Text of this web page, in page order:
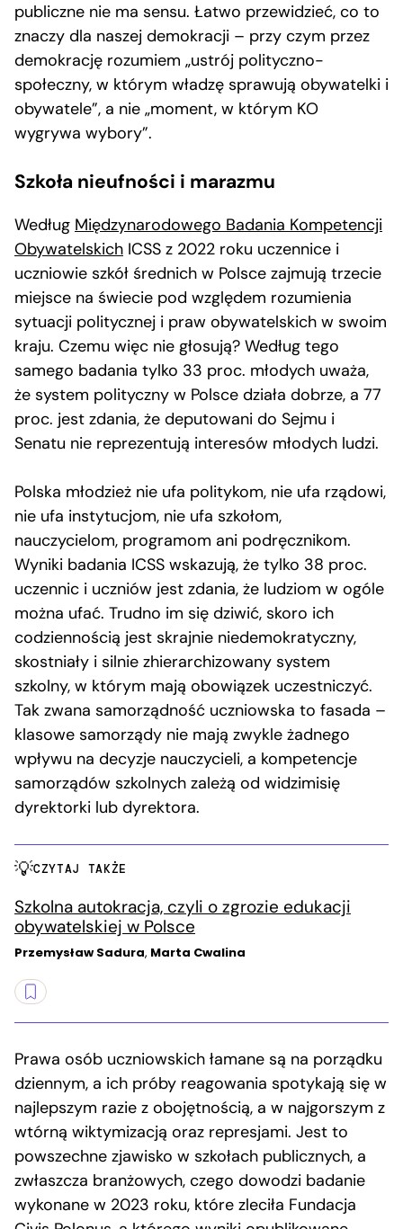
publiczne nie ma sensu. Łatwo przewidzieć, co to
znaczy dla naszej demokracji – przy czym przez
demokrację rozumiem „ustrój polityczno-
społeczny, w którym władzę sprawują obywatelki i
obywatele”, a nie „moment, w którym KO
wygrywa wybory”.
Szkoła nieufności i marazmu
Według Międzynarodowego Badania Kompetencji
Obywatelskich ICSS z 2022 roku uczennice i
uczniowie szkół średnich w Polsce zajmują trzecie
miejsce na świecie pod względem rozumienia
sytuacji politycznej i praw obywatelskich w swoim
kraju. Czemu więc nie głosują? Według tego
samego badania tylko 33 proc. młodych uważa,
że system polityczny w Polsce działa dobrze, a 77
proc. jest zdania, że deputowani do Sejmu i
Senatu nie reprezentują interesów młodych ludzi.
Polska młodzież nie ufa politykom, nie ufa rządowi,
nie ufa instytucjom, nie ufa szkołom,
nauczycielom, programom ani podręcznikom.
Wyniki badania ICSS wskazują, że tylko 38 proc.
uczennic i uczniów jest zdania, że ludziom w ogóle
można ufać. Trudno im się dziwić, skoro ich
codziennością jest skrajnie niedemokratyczny,
skostniały i silnie zhierarchizowany system
szkolny, w którym mają obowiązek uczestniczyć.
Tak zwana samorządność uczniowska to fasada –
klasowe samorządy nie mają zwykle żadnego
wpływu na decyzje nauczycieli, a kompetencje
samorządów szkolnych zależą od widzimisię
dyrektorki lub dyrektora.
CZYTAJ TAKŻE
Szkolna autokracja, czyli o zgrozie edukacji
obywatelskiej w Polsce
Przemysław Sadura, Marta Cwalina
Prawa osób uczniowskich łamane są na porządku
dziennym, a ich próby reagowania spotykają się w
najlepszym razie z obojętnością, a w najgorszym z
wtórną wiktymizacją oraz represjami. Jest to
powszechne zjawisko w szkołach publicznych, a
zwłaszcza branżowych, czego dowodzi badanie
wykonane w 2023 roku, które zleciła Fundacja